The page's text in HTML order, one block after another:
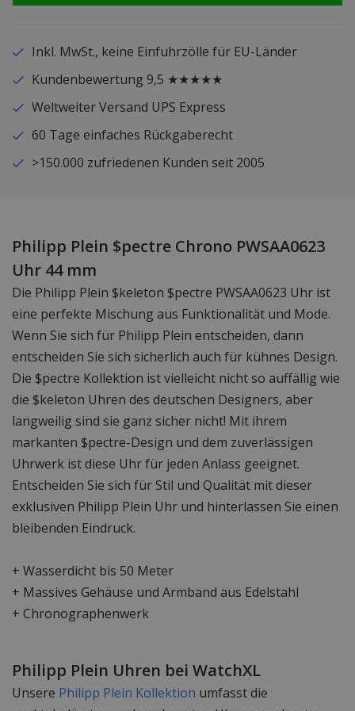
Inkl. MwSt., keine Einfuhrzölle für EU-Länder
Kundenbewertung 9,5 ★★★★★
Weltweiter Versand UPS Express
60 Tage einfaches Rückgaberecht
>150.000 zufriedenen Kunden seit 2005
Philipp Plein $pectre Chrono PWSAA0623
Uhr 44 mm
Die Philipp Plein $keleton $pectre PWSAA0623 Uhr ist
eine perfekte Mischung aus Funktionalität und Mode.
Wenn Sie sich für Philipp Plein entscheiden, dann
entscheiden Sie sich sicherlich auch für kühnes Design.
Die $pectre Kollektion ist vielleicht nicht so auffällig wie
die $keleton Uhren des deutschen Designers, aber
langweilig sind sie ganz sicher nicht! Mit ihrem
markanten $pectre-Design und dem zuverlässigen
Uhrwerk ist diese Uhr für jeden Anlass geeignet.
Entscheiden Sie sich für Stil und Qualität mit dieser
exklusiven Philipp Plein Uhr und hinterlassen Sie einen
bleibenden Eindruck.
+ Wasserdicht bis 50 Meter
+ Massives Gehäuse und Armband aus Edelstahl
+ Chronographenwerk
Philipp Plein Uhren bei WatchXL
Unsere Philipp Plein Kollektion umfasst die